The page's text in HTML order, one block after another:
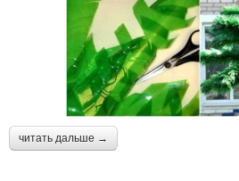
читать дальше →